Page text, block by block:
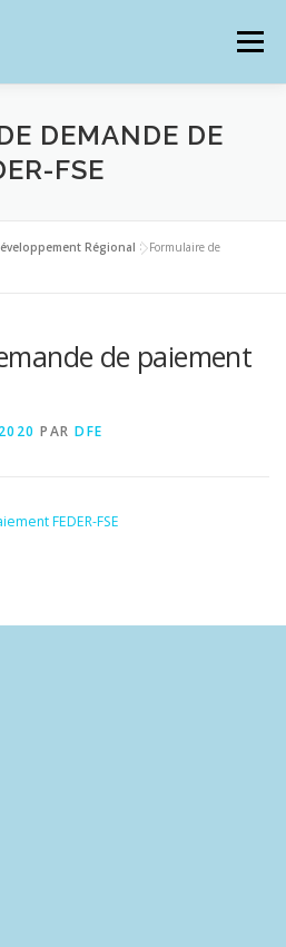
Menu
ZOOM EUROPE
DEMANDE DE
FSE
Régional >Formulaire de
de paiement
PAR DFE
FEDER-FSE